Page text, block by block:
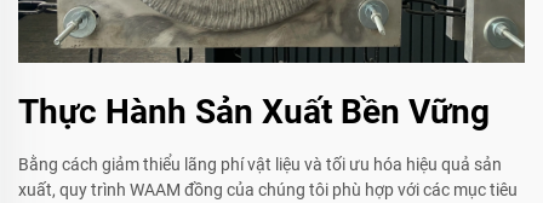
Thực Hành Sản Xuất Bền Vững
Bằng cách giảm thiểu lãng phí vật liệu và tối ưu hóa hiệu quả sản
xuất, quy trình WAAM đồng của chúng tôi phù hợp với các mục tiêu